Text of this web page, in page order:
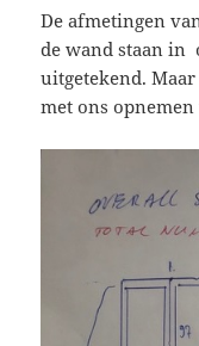
De afmetingen
de wand staan in
uitgetekend.
met ons